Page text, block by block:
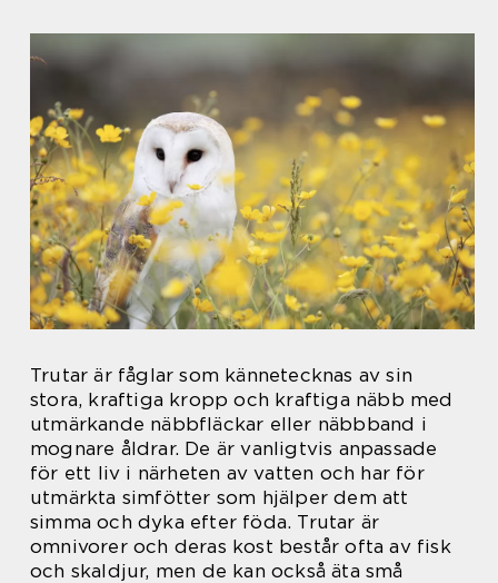
Trutar är fåglar som kännetecknas av sin
stora, kraftiga kropp och kraftiga näbb med
utmärkande näbbfläckar eller näbbband i
mognare åldrar. De är vanligtvis anpassade
för ett liv i närheten av vatten och har för
utmärkta simfötter som hjälper dem att
simma och dyka efter föda. Trutar är
omnivorer och deras kost består ofta av fisk
och skaldjur, men de kan också äta små